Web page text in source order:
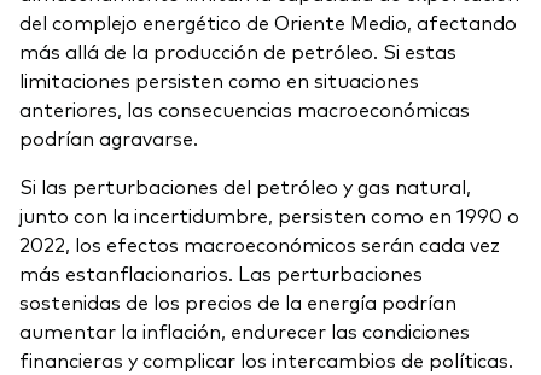
del complejo energético de Oriente Medio, afectando
más allá de la producción de petróleo. Si estas
limitaciones persisten como en situaciones
anteriores, las consecuencias macroeconómicas
podrían agravarse.
Si las perturbaciones del petróleo y gas natural,
junto con la incertidumbre, persisten como en 1990 o
2022, los efectos macroeconómicos serán cada vez
más estanflacionarios. Las perturbaciones
sostenidas de los precios de la energía podrían
aumentar la inflación, endurecer las condiciones
financieras y complicar los intercambios de políticas.